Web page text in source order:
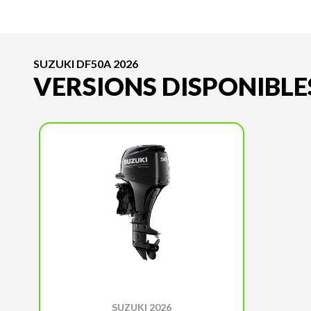
SUZUKI DF50A 2026
VERSIONS
SUZUKI 2026